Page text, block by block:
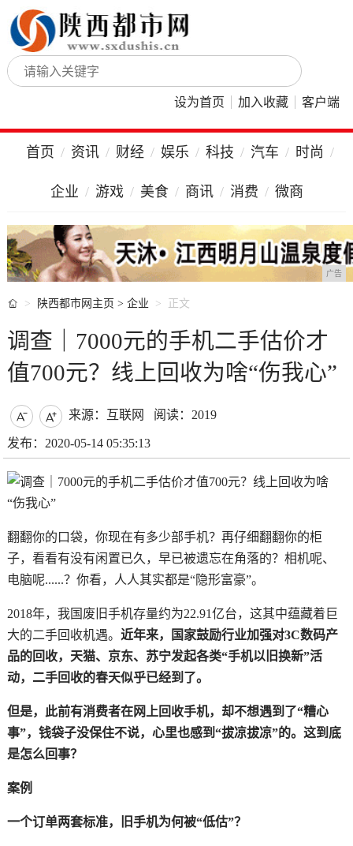
设为首页 加入收藏 客户端
首页 资讯 财经 娱乐 科技 汽车 时尚
企业 游戏 美食 商讯 消费 微商
广告
 陕西都市网主页 > 企业 正文
调查｜7000元的手机二手估价才
值700元？线上回收为啥“伤我心”
  来源：互联网 阅读：2019
发布：2020-05-14 05:35:13
翻翻你的口袋，你现在有多少部手机？再仔细翻翻你的柜
子，看看有没有闲置已久，早已被遗忘在角落的？相机呢、
电脑呢......？你看，人人其实都是“隐形富豪”。
2018年，我国废旧手机存量约为22.91亿台，这其中蕴藏着巨
大的二手回收机遇。 近年来，国家鼓励行业加强对3C数码产
品的回收，天猫、京东、苏宁发起各类“手机以旧换新”活
动，二手回收的春天似乎已经到了。
但是，此前有消费者在网上回收手机，却不想遇到了“糟心
事”，钱袋子没保住不说，心里也感到“拔凉拔凉”的。这到底
是怎么回事？
案例
一个订单两套标准， 旧手机为何被“低估”？